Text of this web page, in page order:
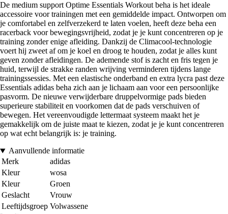
De medium support Optime Essentials Workout beha is het ideale
accessoire voor trainingen met een gemiddelde impact. Ontworpen om
je comfortabel en zelfverzekerd te laten voelen, heeft deze beha een
racerback voor bewegingsvrijheid, zodat je je kunt concentreren op je
training zonder enige afleiding. Dankzij de Climacool-technologie
voert hij zweet af om je koel en droog te houden, zodat je alles kunt
geven zonder afleidingen. De ademende stof is zacht en fris tegen je
huid, terwijl de strakke randen wrijving verminderen tijdens lange
trainingssessies. Met een elastische onderband en extra lycra past deze
Essentials adidas beha zich aan je lichaam aan voor een persoonlijke
pasvorm. De nieuwe verwijderbare druppelvormige pads bieden
superieure stabiliteit en voorkomen dat de pads verschuiven of
bewegen. Het vereenvoudigde lettermaat systeem maakt het je
gemakkelijk om de juiste maat te kiezen, zodat je je kunt concentreren
op wat echt belangrijk is: je training.
Aanvullende informatie
Merk
adidas
Kleur
wosa
Kleur
Groen
Geslacht
Vrouw
Leeftijdsgroep Volwassene